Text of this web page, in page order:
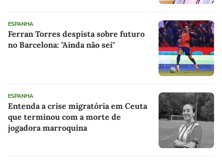
ESPANHA
Ferran Torres despista sobre futuro
no Barcelona: "Ainda não sei"
ESPANHA
Entenda a crise migratória em Ceuta
que terminou com a morte de
jogadora marroquina